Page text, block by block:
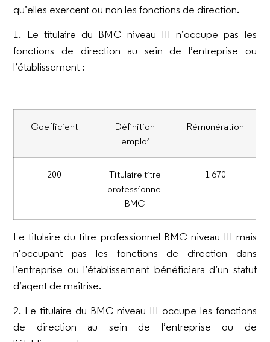
qu’elles exercent ou non les fonctions de direction.
1. Le titulaire du BMC niveau III n’occupe pas les
fonctions de direction au sein de l’entreprise ou
l’établissement :
Coefficient
Définition
emploi
Rémunération
200
Titulaire titre
professionnel
BMC
1 670
Le titulaire du titre professionnel BMC niveau III mais
n’occupant pas les fonctions de direction dans
l’entreprise ou l’établissement bénéficiera d’un statut
d’agent de maîtrise.
2. Le titulaire du BMC niveau III occupe les fonctions
de direction au sein de l’entreprise ou de